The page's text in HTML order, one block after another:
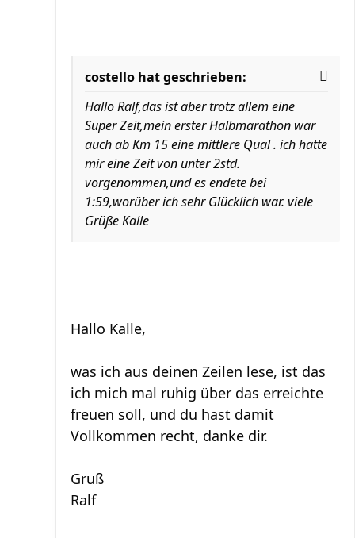
costello hat geschrieben:
Hallo Ralf,das ist aber trotz allem eine
Super Zeit,mein erster Halbmarathon war
auch ab Km 15 eine mittlere Qual . ich hatte
mir eine Zeit von unter 2std.
vorgenommen,und es endete bei
1:59,worüber ich sehr Glücklich war. viele
Grüße Kalle
Hallo Kalle,
was ich aus deinen Zeilen lese, ist das
ich mich mal ruhig über das erreichte
freuen soll, und du hast damit
Vollkommen recht, danke dir.
Gruß
Ralf